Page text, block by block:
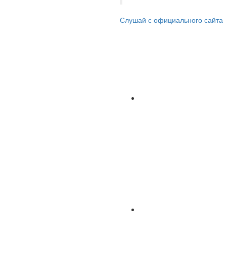
Слушай с официального сайта